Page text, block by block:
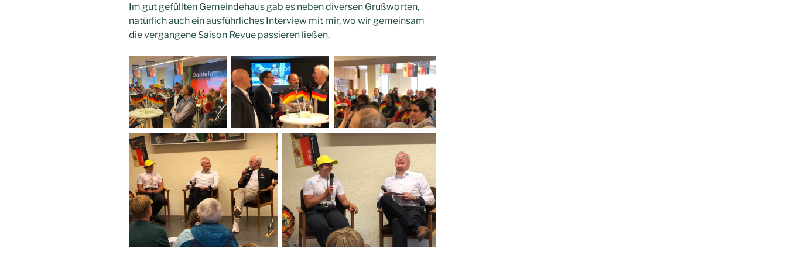
Im gut gefüllten Gemeindehaus gab es neben diversen Grußworten,
natürlich auch ein ausführliches Interview mit mir, wo wir gemeinsam
die vergangene Saison Revue passieren ließen.